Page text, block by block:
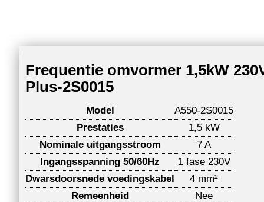
Frequentie omvormer 1,5kW
Plus-2S0015
Model
A550-2S0015
Prestaties
1,5 kW
Nominale uitgangsstroom
7 A
Ingangsspanning 50/60Hz
1 fase 230V
Dwarsdoorsnede voedingskabel
4 mm²
Remeenheid
Nee